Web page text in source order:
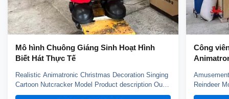
Mô hình Chuông Giáng Sinh Hoạt Hình
Biết Hát Thực Tế
Realistic Animatronic Christmas Decoration Singing
Cartoon Nutcracker Model Product description Our
animatronic models adopt high density sponge,
Công
Reindeer